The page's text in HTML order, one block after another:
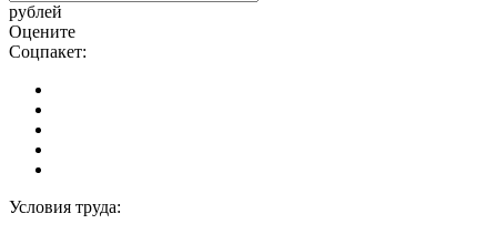
рублей
Оцените
Соцпакет:
Условия труда: